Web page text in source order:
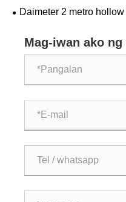
Modern Manufacturing
Daimeter 2 metro
Mag-iwan ako ng